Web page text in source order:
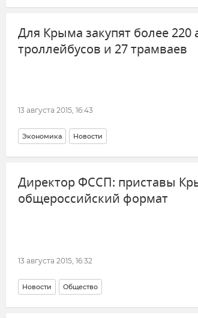
Для Крыма закупят более 220
троллейбусов и 27 трамваев
13 августа 2015, 16:43
Экономика Новости
Директор ФССП: приставы
общероссийский формат
13 августа 2015, 16:32
Новости Общество